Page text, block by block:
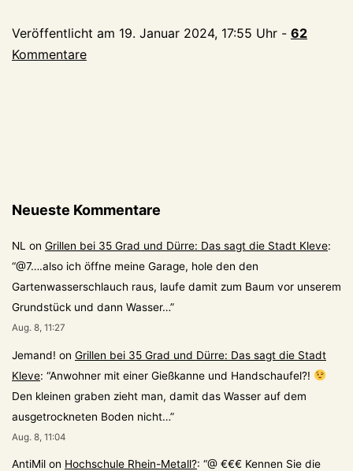
einmal
Veröffentlicht am 19. Januar 2024, 17:55 Uhr - 62
Kommentare
Neueste Kommentare
NL on Grillen bei 35 Grad und Dürre: Das sagt die Stadt Kleve:
“@7….also ich öffne meine Garage, hole den den
Gartenwasserschlauch raus, laufe damit zum Baum vor unserem
Grundstück und dann Wasser…”
Aug. 8, 11:27
Jemand! on Grillen bei 35 Grad und Dürre: Das sagt die Stadt
Kleve: “Anwohner mit einer Gießkanne und Handschaufel?!
Den kleinen graben zieht man, damit das Wasser auf dem
ausgetrockneten Boden nicht…”
Aug. 8, 11:04
AntiMil on Hochschule Rhein-Metall?: “@ €€€ Kennen Sie die